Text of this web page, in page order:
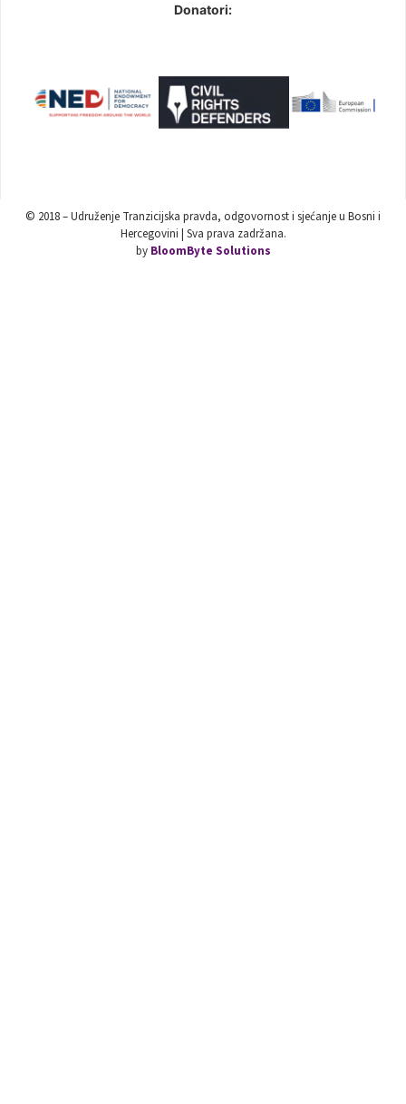
Donatori:
© 2018 – Udruženje Tranzicijska pravda, odgovornost i sjećanje u Bosni i
Hercegovini | Sva prava zadržana.
by BloomByte Solutions